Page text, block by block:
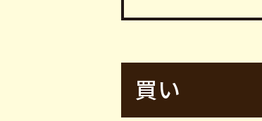
買い